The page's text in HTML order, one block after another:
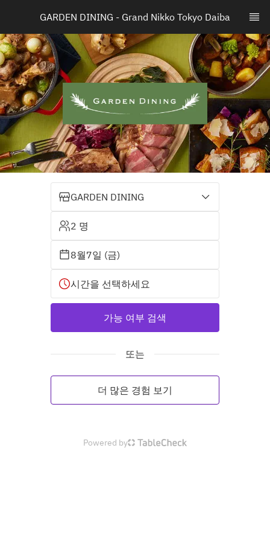
GARDEN DINING - Grand Nikko Tokyo Daiba
GARDEN DINING
2 명
8월7일 (금)
시간을 선택하세요
가능 여부 검색
또는
더 많은 경험 보기
Powered by